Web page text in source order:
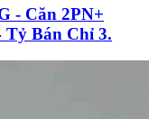
- Căn 2PN+
Tỷ Bán Chỉ 3.